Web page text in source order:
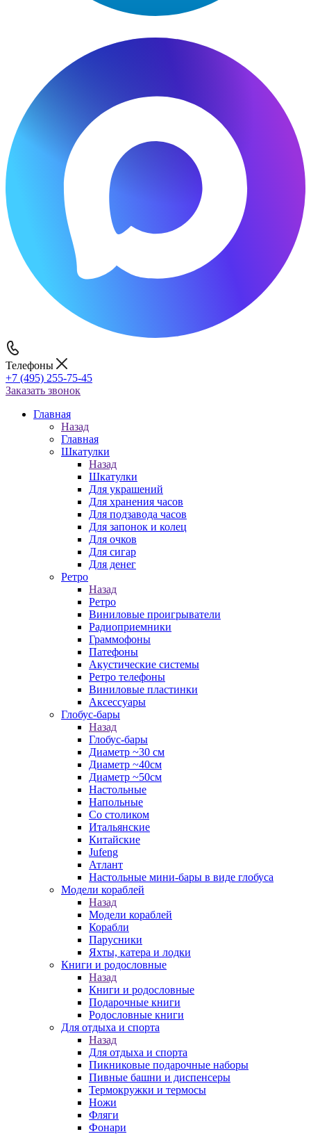
Телефоны
+7 (495) 255-75-45
Заказать звонок
Главная
Назад
Главная
Шкатулки
Назад
Шкатулки
Для украшений
Для хранения часов
Для подзавода часов
Для запонок и колец
Для очков
Для сигар
Для денег
Ретро
Назад
Ретро
Виниловые проигрыватели
Радиоприемники
Граммофоны
Патефоны
Акустические системы
Ретро телефоны
Виниловые пластинки
Аксессуары
Глобус-бары
Назад
Глобус-бары
Диаметр ~30 см
Диаметр ~40см
Диаметр ~50см
Настольные
Напольные
Со столиком
Итальянские
Китайские
Jufeng
Атлант
Настольные мини-бары в виде глобуса
Модели кораблей
Назад
Модели кораблей
Корабли
Парусники
Яхты, катера и лодки
Книги и родословные
Назад
Книги и родословные
Подарочные книги
Родословные книги
Для отдыха и спорта
Назад
Для отдыха и спорта
Пикниковые подарочные наборы
Пивные башни и диспенсеры
Термокружки и термосы
Ножи
Фляги
Фонари